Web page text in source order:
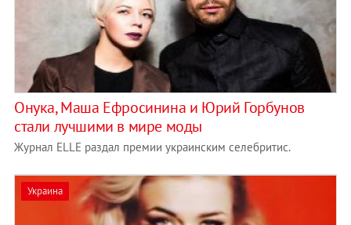
Онука, Маша Ефросинина и Юрий Горбунов
стали лучшими в мире моды
Журнал ELLE раздал премии украинским селебритис.
Украина